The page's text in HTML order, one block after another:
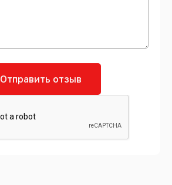
Отправить отзыв